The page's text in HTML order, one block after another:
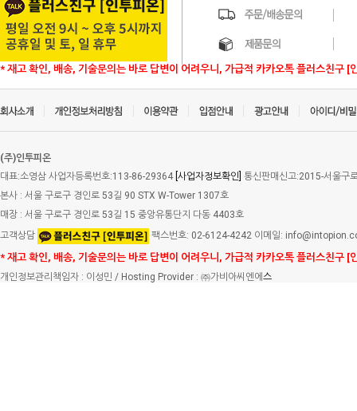
* 재고 확인, 배송, 기술문의는 바로 답변이 어려우니, 가급적 카카오톡 플러스친구 [
(주)인투피온
대표:소영삼 사업자등록번호:113-86-29364 [사업자정보확인] 통신판매신고:2015-서울구
본사 : 서울 구로구 경인로 53길 90 STX W-Tower 1307호
매장 : 서울 구로구 경인로 53길 15 중앙유통단지 다동 4403호
고객상담
팩스번호: 02-6124-4242 이메일:
* 재고 확인, 배송, 기술문의는 바로 답변이 어려우니, 가급적 카카오톡 플러스친구 [
개인정보관리책임자 : 이성민 / Hosting Provider : ㈜가비아씨엔에 스